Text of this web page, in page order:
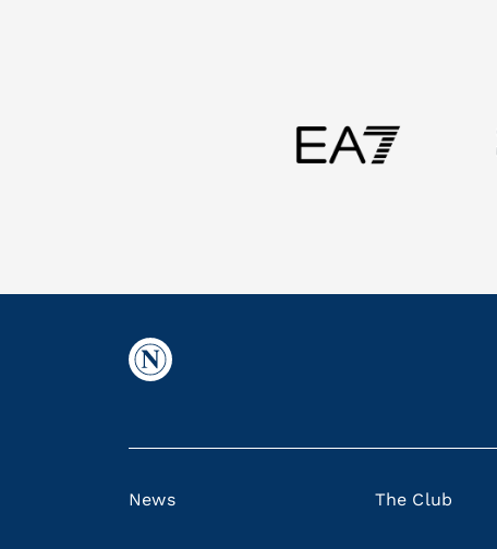
News The Club